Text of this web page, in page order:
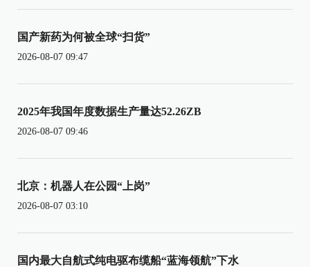
国产新药为何被全球“扫货”
2026-08-07 09:47
2025年我国年度数据生产量达52.26ZB
2026-08-07 09:46
北京：机器人在公园“上岗”
2026-08-07 03:10
国内最大自航式纯电驱布缆船“蓝海领航”下水